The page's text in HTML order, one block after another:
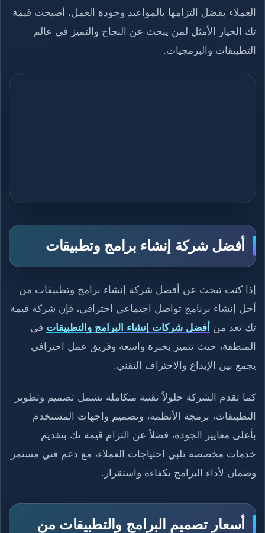
العملاء بفضل التزامها بالمواعيد وجودة العمل، أصبحت قيمة
تك الخيار الأمثل لمن يبحث عن النجاح والتميز في عالم
التطبيقات والبرمجيات.
أفضل شركة إنشاء برامج وتطبيقات
إذا كنت تبحث عن أفضل شركة إنشاء برامج وتطبيقات من
أجل إنشاء برنامج تواصل اجتماعي احترافي، فإن شركة قيمة
تك تعد من
أفضل شركات إنشاء البرامج والتطبيقات في
المنطقة، حيث تتميز بخبرة واسعة وفريق عمل احترافي
يجمع بين الإبداع والاحتراف التقني.
كما تقدم الشركة حلولاً تقنية متكاملة تشمل تصميم وتطوير
التطبيقات، برمجة الأنظمة، وتصميم واجهات المستخدم
بأعلى معايير الجودة، فضلاً عن التزام قيمة تك بتقديم
خدمات مخصصة تلبي احتياجات العملاء، مع دعم فني مستمر
وضمان لأداء البرامج بكفاءة واستقرار.
أسعار تصميم البرامج والتطبيقات من